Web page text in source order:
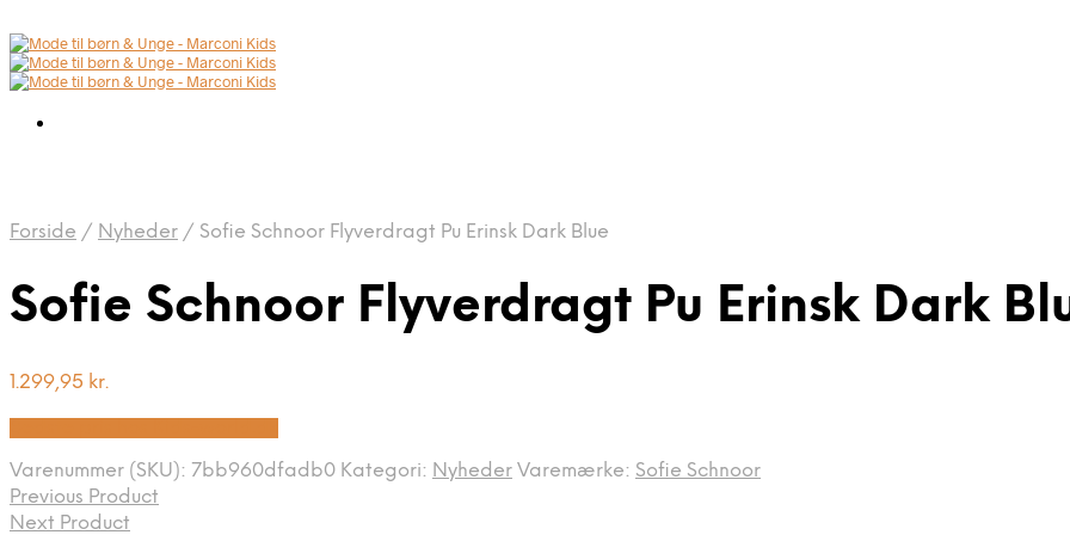
Forside / Nyheder / Sofie Schnoor Flyverdragt Pu Erinsk Dark Blue
Sofie Schnoor Flyverdragt Pu Erinsk Dark
1.299,95 kr.
Varenummer (SKU): 7bb960dfadb0 Kategori: Nyheder Varemærke: Sofie Schnoor
Previous Product
Next Product